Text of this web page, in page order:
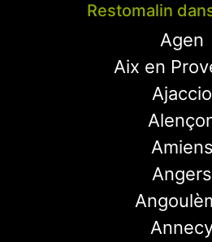
Restomalin
Agen
Aix en
Ajaccio
Amiens
Angers